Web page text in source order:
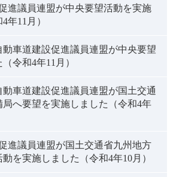
進議員連盟が中央要望活動を実施
年11月）
車道建設促進議員連盟が中央要望
令和4年11月）
車道建設促進議員連盟が国土交通
へ要望を実施しました（令和4年
進議員連盟が国土交通省九州地方
を実施しました（令和4年10月）